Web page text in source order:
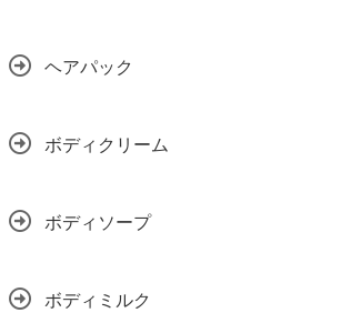
ヘアパック
ボディクリーム
ボディソープ
ボディミルク